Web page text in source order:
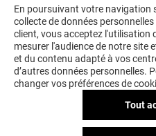
LA BOUTIQUE
En poursuivant votre navigation
collecte de données
client, vous acceptez l'utilisation
mesurer l'audience de notre site
et du contenu adapté à vos
d’autres données personnelles.
changer vos préférences de
Tout